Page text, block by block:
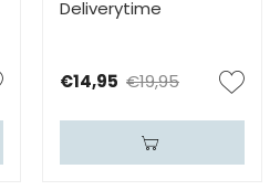
Deliverytime
€14,95 €19,95